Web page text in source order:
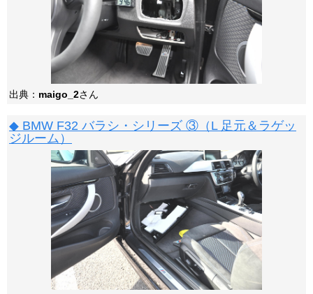
出典： maigo_2さん
◆ BMW F32 バラシ・シリーズ ③（L 足元＆ラゲッ
ジルーム）